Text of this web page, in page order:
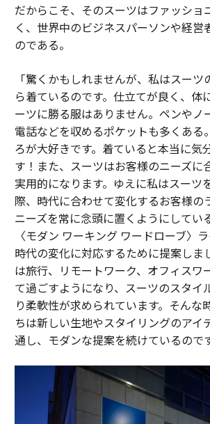
だからこそ、そのスーツはファッショ
く、世界中のビジネスパーソンや経営
のである。
「驚くかもしれませんが、私はスー
ら着ているのです。仕立てが良く、体
ーツに勝る服はありません。ペンやノ
電話などを収めるポケットも多くある
ろが大好きです。着ていると本当に気
す！また、スーツはお客様のニーズに
実用的になります。ゆえに私はスーツ
際、時代に合わせて変化するお客様の
ニーズを常に念頭に置くようにしてい
〈モダン ワーキング ワードローブ〉
時代の変化に対応するために提案しま
は旅行、リモートワーク、オフィスワ
て過ごすようになり、スーツのスタイ
り柔軟性が求められています。そんな
ちは新しい生地やスタイリングのアイ
通し、モダンな提案を続けているので